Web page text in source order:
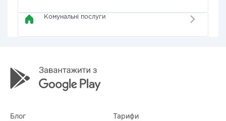
Комунальні послуги
Блог Тарифи